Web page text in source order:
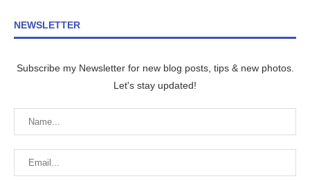
NEWSLETTER
Subscribe my Newsletter for new blog posts, tips & new photos.
Let's stay updated!